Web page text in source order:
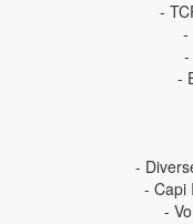
-
-
-
-
-
- Capi
-